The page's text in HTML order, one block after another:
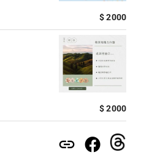
$ 2000
$ 2000